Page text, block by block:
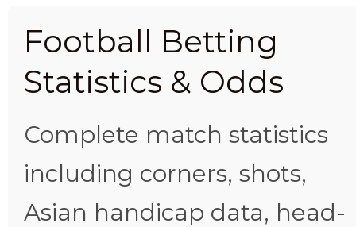
Football Betting
Statistics & Odds
Complete match statistics
including corners, shots,
Asian handicap data, head-